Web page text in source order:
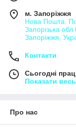
Суходілка
м. Запоріжжя
Нова Пошта.
Запорізька
Запоріжжя,
Контакти
Сьогодні
Показати
Про нас